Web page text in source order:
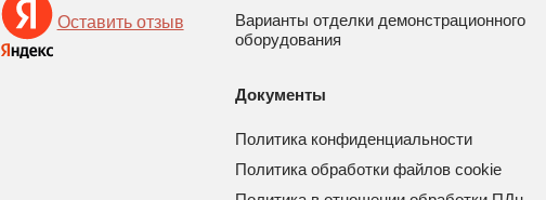
Оставить отзыв
Варианты отделки демонстрационного
оборудования
Документы
Политика конфиденциальности
Политика обработки файлов cookie